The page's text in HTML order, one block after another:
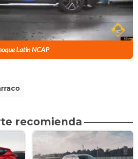
Latin NCAP
recomienda